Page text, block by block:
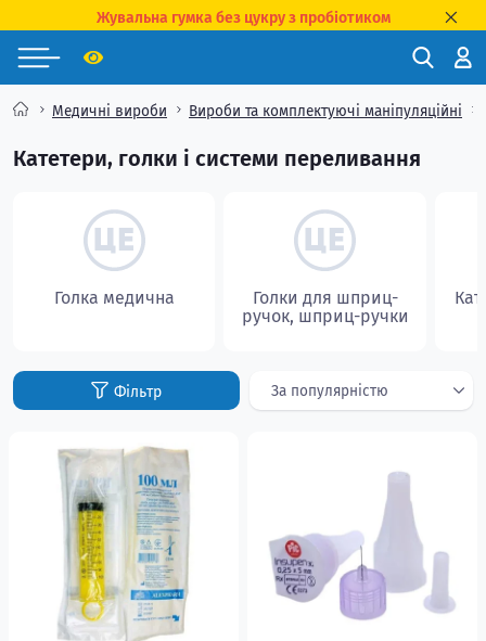
Жувальна гумка без цукру з пробіотиком
Медичні вироби Вироби та комплектуючі маніпуляційні
Катетери, голки і системи переливання
Голка медична
Голки для шприц-
ручок, шприц-ручки